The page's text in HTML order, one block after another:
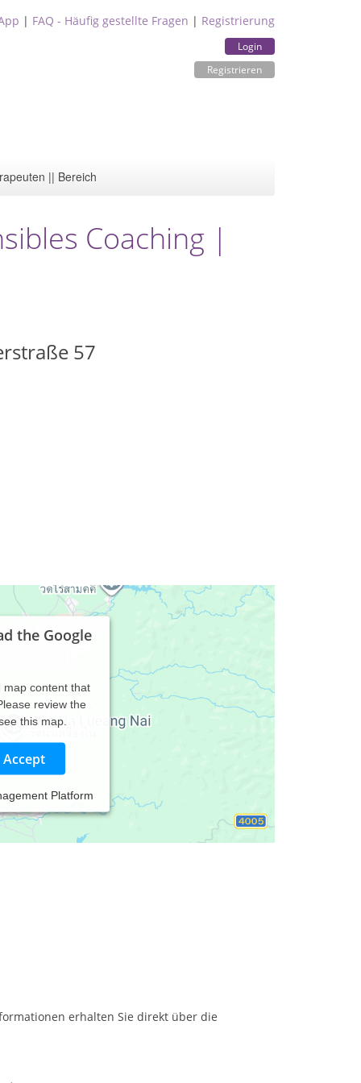
| FAQ - Häufig gestellte Fragen | Registrierung
Login
Registrieren
|| Bereich
Coaching |
57
the Google
map content that
review the
this map.
Accept
Platform
erhalten Sie direkt über die